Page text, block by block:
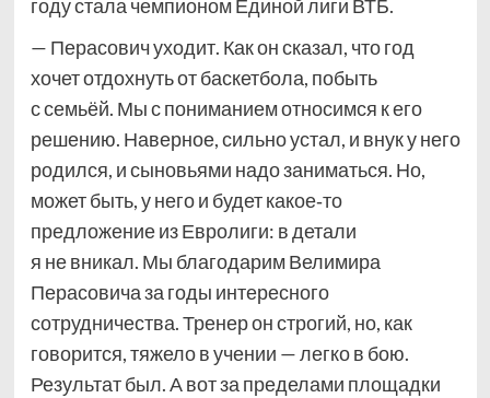
году стала чемпионом Единой лиги ВТБ.
— Перасович уходит. Как он сказал, что год
хочет отдохнуть от баскетбола, побыть
с семьёй. Мы с пониманием относимся к его
решению. Наверное, сильно устал, и внук у него
родился, и сыновьями надо заниматься. Но,
может быть, у него и будет какое‑то
предложение из Евролиги: в детали
я не вникал. Мы благодарим Велимира
Перасовича за годы интересного
сотрудничества. Тренер он строгий, но, как
говорится, тяжело в учении — легко в бою.
Результат был. А вот за пределами площадки